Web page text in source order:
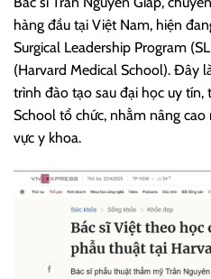
hàng đầu tại Việt Nam, hiện
Surgical Leadership Program
(Harvard Medical School). Đây
trình đào tạo sau đại học uy tín,
School tổ chức, nhằm nâng
vực y khoa.​